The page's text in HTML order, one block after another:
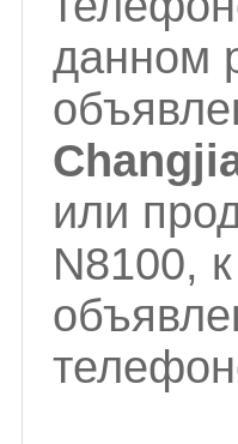
данном
или
N8100,